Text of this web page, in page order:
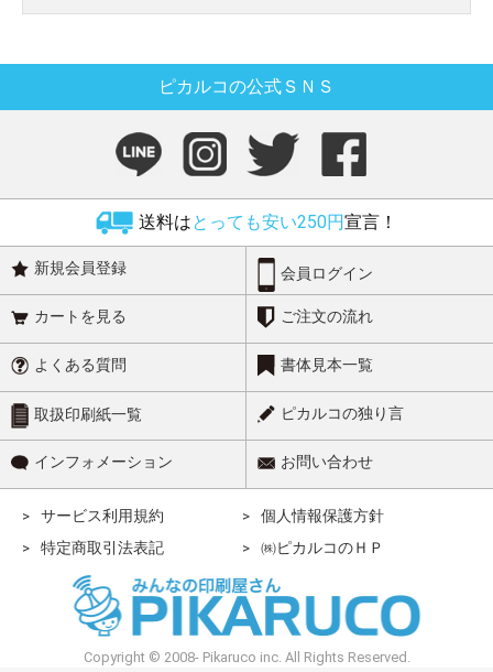
ピカルコの公式ＳＮＳ
送料はとっても安い250円宣言！
新規会員登録 会員ログイン
カートを見る ご注文の流れ
よくある質問 書体見本一覧
取扱印刷紙一覧 ピカルコの独り言
インフォメーション お問い合わせ
サービス利用規約
個人情報保護方針
特定商取引法表記
㈱ピカルコのＨＰ
Copyright © 2008- Pikaruco inc. All Rights Reserved.